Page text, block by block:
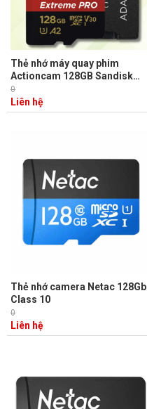
Thẻ nhớ máy quay phim
Actioncam 128GB Sandisk
SDSQXCD-128G-GN6MA đọc
200 MB/s - ghi 90MB/s
0
Liên hệ
Thẻ nhớ camera Netac 128Gb
Class 10
0
Liên hệ